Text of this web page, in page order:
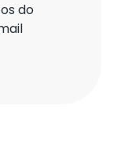
do